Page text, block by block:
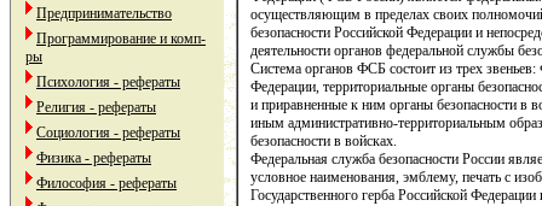
Предпринимательство
Программирование и комп-
ры
Психология - рефераты
Религия - рефераты
Социология - рефераты
Физика - рефераты
Философия - рефераты
осуществляющим в пределах своих
безопасности Российской Федерации и
деятельности органов федеральной службы
Система органов ФСБ состоит из трех
Федерации, территориальные органы
и приравненные к ним органы безопасности в
иным административно-территориальным
безопасности в войсках.
Федеральная служба безопасности России
условное наименования, эмблему, печать с
Государственного герба Российской